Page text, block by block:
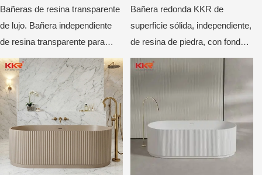
Bañeras de resina transparente
de lujo. Bañera independiente
de resina transparente para
hoteles y villas.
Bañera redonda KKR de
superficie sólida, independiente,
de resina de piedra, con fondo
plano, lujosa, moderna,
profunda, circular, color beige